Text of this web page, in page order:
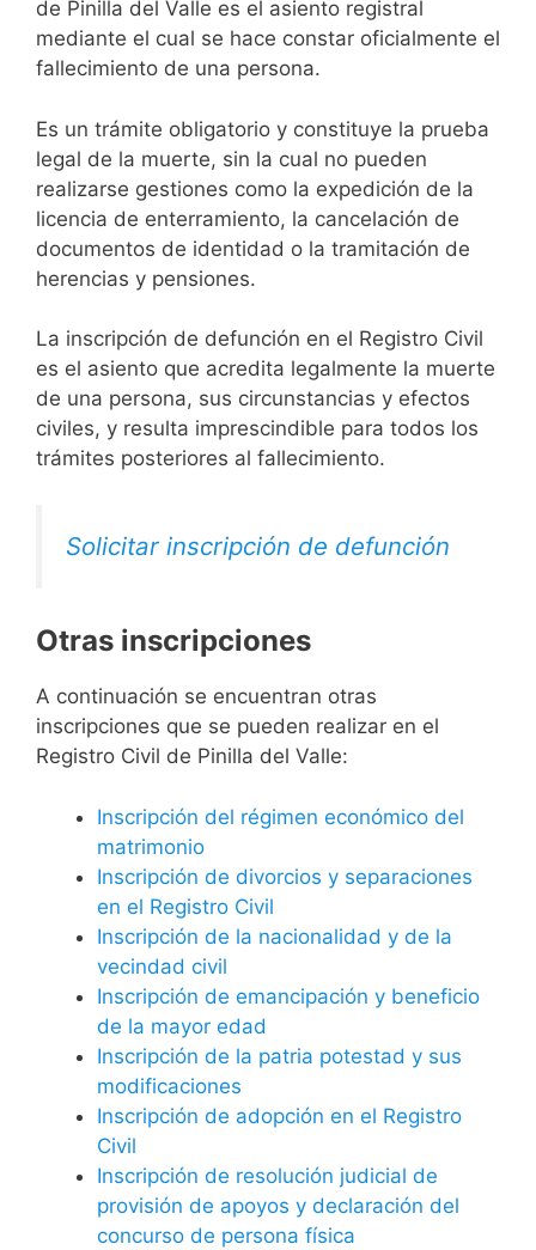
de Pinilla del Valle es el asiento registral
mediante el cual se hace constar oficialmente el
fallecimiento de una persona.
Es un trámite obligatorio y constituye la prueba
legal de la muerte, sin la cual no pueden
realizarse gestiones como la expedición de la
licencia de enterramiento, la cancelación de
documentos de identidad o la tramitación de
herencias y pensiones.
La inscripción de defunción en el Registro Civil
es el asiento que acredita legalmente la muerte
de una persona, sus circunstancias y efectos
civiles, y resulta imprescindible para todos los
trámites posteriores al fallecimiento.
Solicitar inscripción de defunción
Otras inscripciones
A continuación se encuentran otras
inscripciones que se pueden realizar en el
Registro Civil de Pinilla del Valle:
Inscripción del régimen económico del
matrimonio
Inscripción de divorcios y separaciones
en el Registro Civil
Inscripción de la nacionalidad y de la
vecindad civil
Inscripción de emancipación y beneficio
de la mayor edad
Inscripción de la patria potestad y sus
modificaciones
Inscripción de adopción en el Registro
Civil
Inscripción de resolución judicial de
provisión de apoyos y declaración del
concurso de persona física